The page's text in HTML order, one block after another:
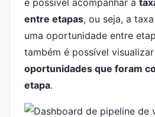
é possível acompanhar a
entre etapas, ou seja, a
uma oportunidade entre
também é possível
oportunidades que foram
etapa.